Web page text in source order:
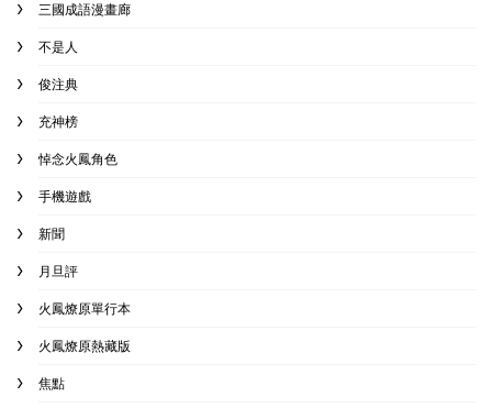
三國成語漫畫廊
不是人
俊注典
充神榜
悼念火鳳角色
手機遊戲
新聞
月旦評
火鳳燎原單行本
火鳳燎原熱藏版
焦點